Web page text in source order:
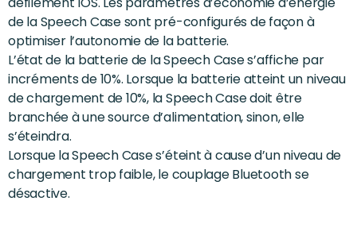
de la Speech Case sont pré-configurés de façon à
optimiser l’autonomie de la batterie.
L’état de la batterie de la Speech Case s’affiche par
incréments de 10%. Lorsque la batterie atteint un niveau
de chargement de 10%, la Speech Case doit être
branchée à une source d’alimentation, sinon, elle
s’éteindra.
Lorsque la Speech Case s’éteint à cause d’un niveau de
chargement trop faible, le couplage Bluetooth se
désactive.